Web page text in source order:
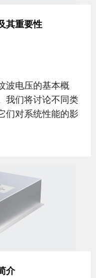
其重要性
波电压的基本概
我们将讨论不同类
们对系统性能的影
介